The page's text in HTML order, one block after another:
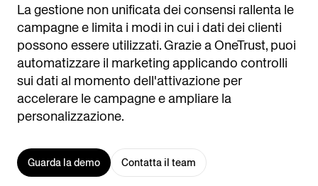
La gestione non unificata dei consensi rallenta le
campagne e limita i modi in cui i dati dei clienti
possono essere utilizzati. Grazie a OneTrust, puoi
automatizzare il marketing applicando controlli
sui dati al momento dell'attivazione per
accelerare le campagne e ampliare la
personalizzazione.
Guarda la demo Contatta il team